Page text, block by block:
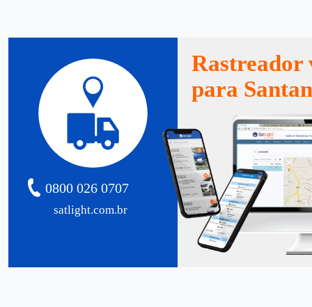
satlight.com.br
0800 026 0707
Rastreador
para